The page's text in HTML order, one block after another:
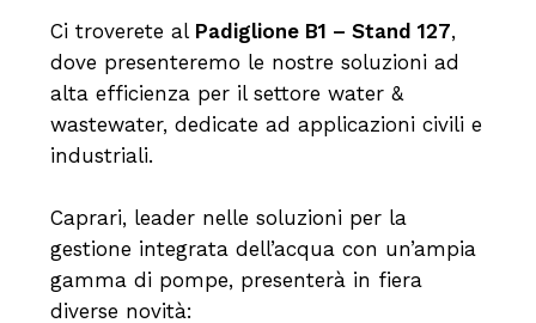
Ci troverete al Padiglione B1 – Stand 127,
dove presenteremo le nostre soluzioni ad
alta efficienza per il settore water &
wastewater, dedicate ad applicazioni civili e
industriali.
Caprari, leader nelle soluzioni per la
gestione integrata dell’acqua con un’ampia
gamma di pompe, presenterà in fiera
diverse novità: